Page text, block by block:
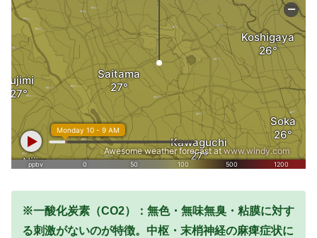
※一酸化炭素（CO2）：無色・無味無臭・粘膜に対す
る刺激がないのが特徴。中枢・末梢神経の麻痺症状に